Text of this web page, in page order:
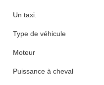
Un taxi.
Type de véhicule
Moteur
Puissance à cheval